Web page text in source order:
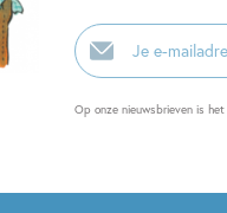
E-
mailadres
Op onze nieuwsbrieven is het